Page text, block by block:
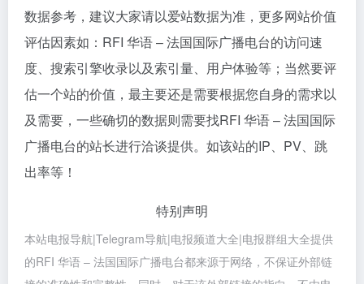
数据参考，建议大家请以爱站数据为准，更多网站价值
评估因素如：RFI 华语 – 法国国际广播电台的访问速
度、搜索引擎收录以及索引量、用户体验等；当然要评
估一个站的价值，最主要还是需要根据您自身的需求以
及需要，一些确切的数据则需要找RFI 华语 – 法国国际
广播电台的站长进行洽谈提供。如该站的IP、PV、跳
出率等！
特别声明
本站电报导航|Telegram导航|电报频道大全|电报群组大全提供
的RFI 华语 – 法国国际广播电台都来源于网络，不保证外部链